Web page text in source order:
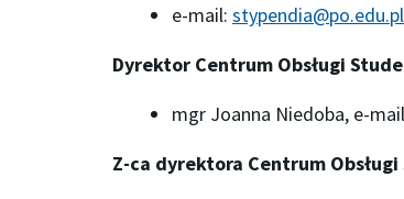
e-mail: stypendia@po.edu.pl
Dyrektor Centrum Obsługi
mgr Joanna Niedoba, e-
Z-ca dyrektora Centrum